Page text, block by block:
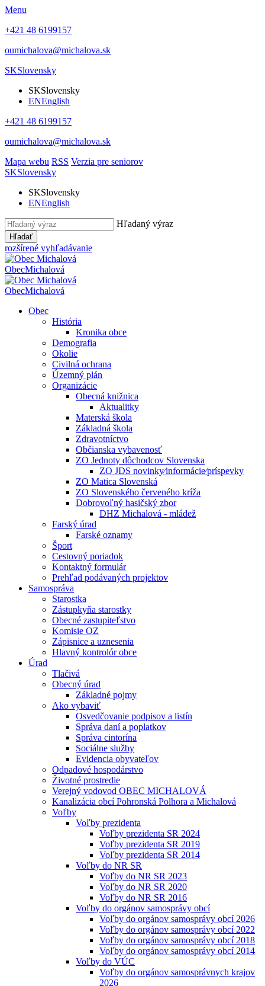
Menu
+421 48 6199157
oumichalova@michalova.sk
SKSlovensky
SKSlovensky
ENEnglish
+421 48 6199157
oumichalova@michalova.sk
Mapa webu RSS Verzia pre seniorov
SKSlovensky
SKSlovensky
ENEnglish
Hľadaný výraz
Hľadať
rozšírené vyhľadávanie
ObecMichalová
ObecMichalová
Obec
História
Kronika obce
Demografia
Okolie
Civilná ochrana
Územný plán
Organizácie
Obecná knižnica
Aktualitky
Materská škola
Základná škola
Zdravotníctvo
Občianska vybavenosť
ZO Jednoty dôchodcov Slovenska
ZO JDS novinky⁄informácie⁄príspevky
ZO Matica Slovenská
ZO Slovenského červeného kríža
Dobrovoľný hasičský zbor
DHZ Michalová - mládež
Farský úrad
Farské oznamy
Šport
Cestovný poriadok
Kontaktný formulár
Prehľad podávaných projektov
Samospráva
Starostka
Zástupkyňa starostky
Obecné zastupiteľstvo
Komisie OZ
Zápisnice a uznesenia
Hlavný kontrolór obce
Úrad
Tlačivá
Obecný úrad
Základné pojmy
Ako vybaviť
Osvedčovanie podpisov a listín
Správa daní a poplatkov
Správa cintorína
Sociálne služby
Evidencia obyvateľov
Odpadové hospodárstvo
Životné prostredie
Verejný vodovod OBEC MICHALOVÁ
Kanalizácia obcí Pohronská Polhora a Michalová
Voľby
Voľby prezidenta
Voľby prezidenta SR 2024
Voľby prezidenta SR 2019
Voľby prezidenta SR 2014
Voľby do NR SR
Voľby do NR SR 2023
Voľby do NR SR 2020
Voľby do NR SR 2016
Voľby do orgánov samosprávy obcí
Voľby do orgánov samosprávy obcí 2026
Voľby do orgánov samosprávy obcí 2022
Voľby do orgánov samosprávy obcí 2018
Voľby do orgánov samosprávy obcí 2014
Voľby do VÚC
Voľby do orgánov samosprávnych krajov
2026